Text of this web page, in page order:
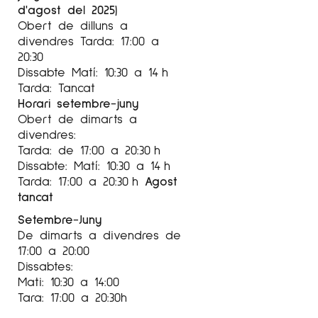
d'agost del 2025)
Obert de dilluns a
divendres Tarda: 17:00 a
20:30
Dissabte Matí: 10:30 a 14 h
Tarda: Tancat
Horari setembre-juny
Obert de dimarts a
divendres:
Tarda: de 17:00 a 20:30 h
Dissabte: Matí: 10:30 a 14 h
Tarda: 17:00 a 20:30 h Agost
tancat
Setembre-Juny
De dimarts a divendres de
17:00 a 20:00
Dissabtes:
Mati: 10:30 a 14:00
Tara: 17:00 a 20:30h